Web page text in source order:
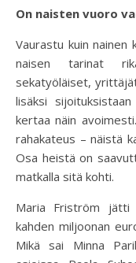
On naisten vuoro
Vaurastu kuin
naisen tarinat
sekatyöläiset,
lisäksi
kertaa näin
rahakateus – näistä
Osa heistä on
matkalla sitä kohti.
Maria Friström jätti
kahden miljoonan
Mikä sai Minna